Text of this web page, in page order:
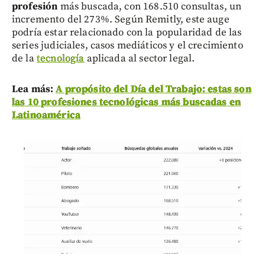
profesión más buscada, con 168.510 consultas, un
incremento del 273%. Según Remitly, este auge
podría estar relacionado con la popularidad de las
series judiciales, casos mediáticos y el crecimiento
de latecnología aplicada al sector legal.
Lea más: A propósito del Día del Trabajo: estas son
las 10 profesiones tecnológicas más buscadas en
Latinoamérica